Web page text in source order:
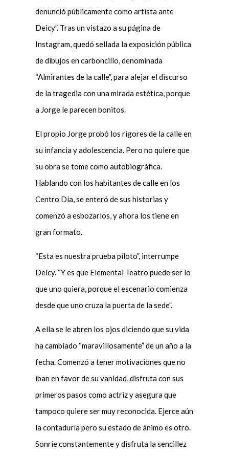
denunció públicamente como artista ante
Deicy”. Tras un vistazo a su página de
Instagram, quedó sellada la exposición pública
de dibujos en carboncillo, denominada
“Almirantes de la calle”, para alejar el discurso
de la tragedia con una mirada estética, porque
a Jorge le parecen bonitos.
El propio Jorge probó los rigores de la calle en
su infancia y adolescencia. Pero no quiere que
su obra se tome como autobiográfica.
Hablando con los habitantes de calle en los
Centro Día, se enteró de sus historias y
comenzó a esbozarlos, y ahora los tiene en
gran formato.
“Esta es nuestra prueba piloto”, interrumpe
Deicy. “Y es que Elemental Teatro puede ser lo
que uno quiera, porque el escenario comienza
desde que uno cruza la puerta de la sede”.
A ella se le abren los ojos diciendo que su vida
ha cambiado “maravillosamente” de un año a la
fecha. Comenzó a tener motivaciones que no
iban en favor de su vanidad, disfruta con sus
primeros pasos como actriz y asegura que
tampoco quiere ser muy reconocida. Ejerce aún
la contaduría pero su estado de ánimo es otro.
Sonríe constantemente y disfruta la sencillez